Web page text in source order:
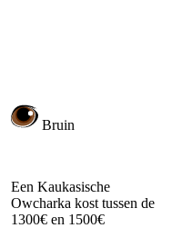
Bruin
Een Kaukasische
Owcharka kost tussen de
1300€ en 1500€